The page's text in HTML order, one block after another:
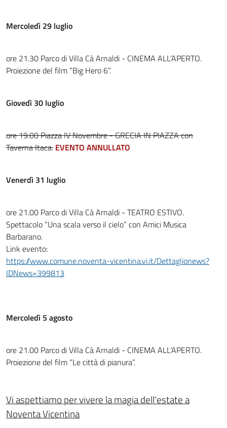
Mercoledì 29 luglio
ore 21.30 Parco di Villa Cà Arnaldi - CINEMA ALL’APERTO.
Proiezione del film “Big Hero 6”.
Giovedì 30 luglio
ore 19.00 Piazza IV Novembre - GRECIA IN PIAZZA con
Taverna Itaca. EVENTO ANNULLATO
Venerdì 31 luglio
ore 21.00 Parco di Villa Cà Arnaldi - TEATRO ESTIVO.
Spettacolo “Una scala verso il cielo” con Amici Musica
Barbarano.
Link evento:
https://www.comune.noventa-vicentina.vi.it/Dettaglionews?
IDNews=399813
Mercoledì 5 agosto
ore 21.00 Parco di Villa Cà Arnaldi - CINEMA ALL’APERTO.
Proiezione del film “Le città di pianura”.
Vi aspettiamo per vivere la magia dell'estate a
Noventa Vicentina